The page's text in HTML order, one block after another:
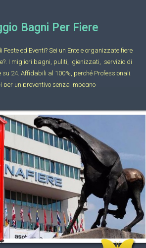
Bagni Per Fiere
ed Eventi? Sei un Ente e organizzate fiere
I migliori bagni, puliti, igienizzati, servizio di
su 24. Affidabili al 100%, perché Professionali.
per un preventivo senza impegno